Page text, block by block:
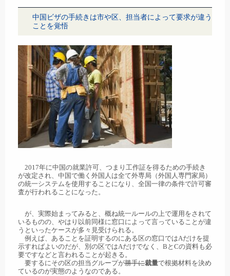
中国ビザの手続きは市や区、担当者によって要求が違う
ことを覚悟
2017年に中国の就業許可、つまり工作証を得るための手続き
が改定され、中国で働く外国人は全て外専局（外国人専門家局）
の統一システムを使用することになり、全国一律の条件で許可審
査が行われることになった。
が、実際始まってみると、概ね統一ルールの上で運用をされて
いるものの、やはり以前同様に窓口によって言っていることが違
うといったケースが多々見受けられる。
例えば、あることを証明するのにある区の窓口ではAだけを提
示すればよいのだが、別の区ではAだけでなく、BとCの資料も必
要ですなどと言われることが起きる。
要するにその区の担当グループが勝手に裁量で根拠材料を決め
ているのが実態のようなのである。